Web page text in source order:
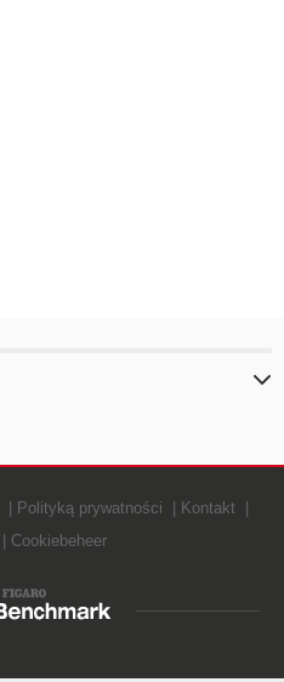
Polityką prywatności
Kontakt
Cookiebeheer